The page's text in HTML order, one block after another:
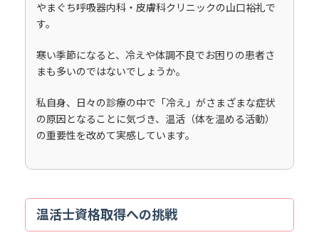
やまぐち呼吸器内科・皮膚科クリニックの山口裕礼で
す。
寒い季節になると、冷えや体調不良でお困りの患者さ
まも多いのではないでしょうか。
私自身、日々の診療の中で「冷え」がさまざまな症状
の原因となることに気づき、温活（体を温める活動）
の重要性を改めて実感しています。
温活士資格取得への挑戦